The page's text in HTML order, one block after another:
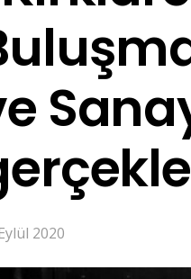
2020